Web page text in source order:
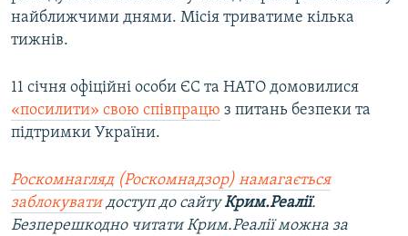
найближчими днями. Місія триватиме кілька
тижнів.
11 січня офіційні особи ЄС та НАТО домовилися
«посилити» свою співпрацю з питань безпеки та
підтримки України.
Роскомнагляд (Роскомнадзор) намагається
заблокуватидоступ до сайтуКрим.Реалії.
Безперешкодно читати Крим.Реалії можна за